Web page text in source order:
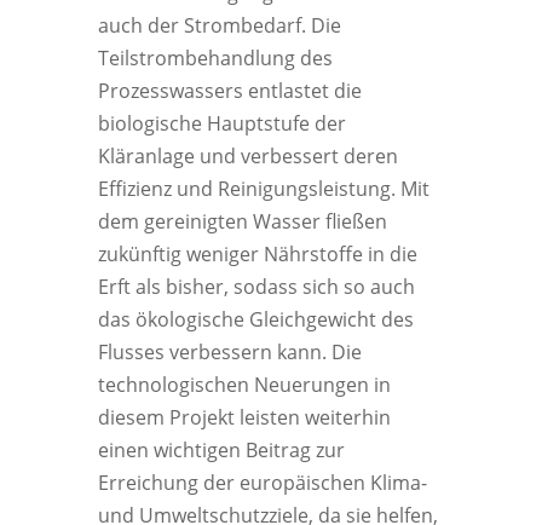
auch der Strombedarf. Die
Teilstrombehandlung des
Prozesswassers entlastet die
biologische Hauptstufe der
Kläranlage und verbessert deren
Effizienz und Reinigungsleistung. Mit
dem gereinigten Wasser fließen
zukünftig weniger Nährstoffe in die
Erft als bisher, sodass sich so auch
das ökologische Gleichgewicht des
Flusses verbessern kann. Die
technologischen Neuerungen in
diesem Projekt leisten weiterhin
einen wichtigen Beitrag zur
Erreichung der europäischen Klima-
und Umweltschutzziele, da sie helfen,